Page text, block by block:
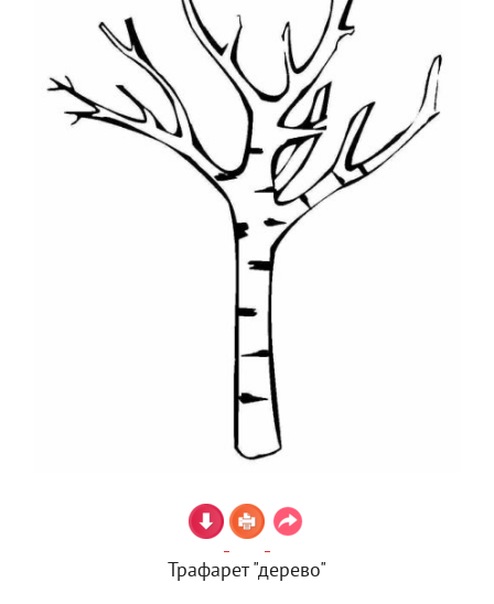
Трафарет "дерево"